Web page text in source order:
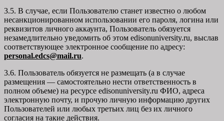
3.5. В случае, если Пользователю станет известно о любом
несанкционированном использовании его пароля, логина или
реквизитов личного аккаунта, Пользователь обязуется
незамедлительно уведомить об этом edisonuniversity.ru, выслав
соответствующее электронное сообщение по адресу:
personal.edcs@mail.ru.
3.6. Пользователь обязуется не размещать (а в случае
размещения — самостоятельно нести ответственность в
полном объеме) на ресурсе edisonuniversity.ru ФИО, адреса
электронную почту, и прочую личную информацию других
Пользователей или любых третьих лиц без их личного
согласия на такие действия.